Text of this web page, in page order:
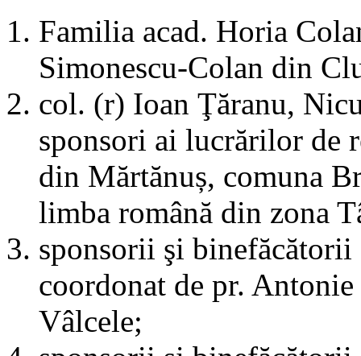
Familia acad. Horia
Simonescu-Colan din
col. (r) Ioan Ţăranu,
sponsori ai lucrărilor de
din Mărtănuș, comuna
limba română din zona
sponsorii şi
coordonat de pr.
Vâlcele;